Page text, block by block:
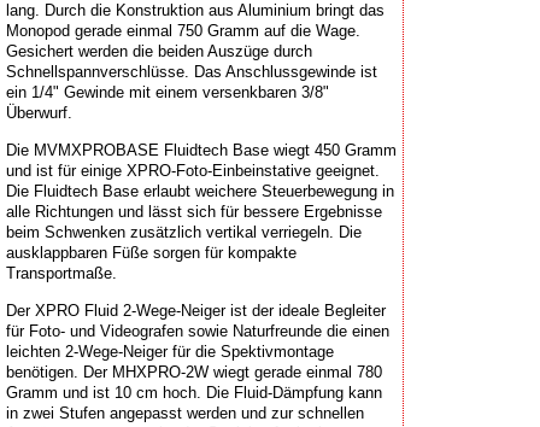
lang. Durch die Konstruktion aus Aluminium bringt das
Monopod gerade einmal 750 Gramm auf die Wage.
Gesichert werden die beiden Auszüge durch
Schnellspannverschlüsse. Das Anschlussgewinde ist
ein 1/4" Gewinde mit einem versenkbaren 3/8"
Überwurf.
Die MVMXPROBASE Fluidtech Base wiegt 450 Gramm
und ist für einige XPRO-Foto-Einbeinstative geeignet.
Die Fluidtech Base erlaubt weichere Steuerbewegung in
alle Richtungen und lässt sich für bessere Ergebnisse
beim Schwenken zusätzlich vertikal verriegeln. Die
ausklappbaren Füße sorgen für kompakte
Transportmaße.
Der XPRO Fluid 2-Wege-Neiger ist der ideale Begleiter
für Foto- und Videografen sowie Naturfreunde die einen
leichten 2-Wege-Neiger für die Spektivmontage
benötigen. Der MHXPRO-2W wiegt gerade einmal 780
Gramm und ist 10 cm hoch. Die Fluid-Dämpfung kann
in zwei Stufen angepasst werden und zur schnellen